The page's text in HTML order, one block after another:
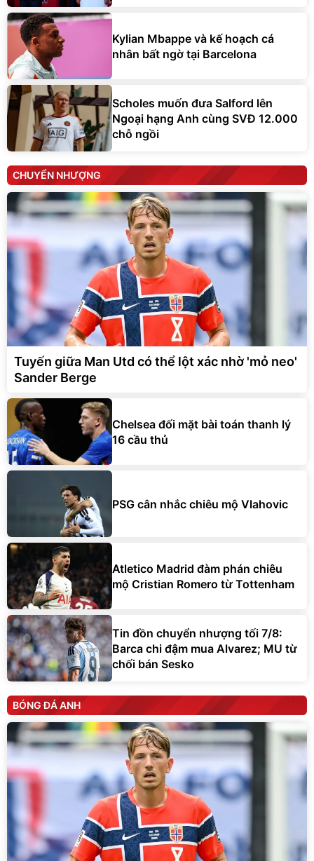
Kylian Mbappe và kế hoạch cá
nhân bất ngờ tại Barcelona
Scholes muốn đưa Salford lên
Ngoại hạng Anh cùng SVĐ 12.000
chỗ ngồi
CHUYỂN NHƯỢNG
Tuyến giữa Man Utd có thể lột xác nhờ 'mỏ neo'
Sander Berge
Chelsea đối mặt bài toán thanh lý
16 cầu thủ
PSG cân nhắc chiêu mộ Vlahovic
Atletico Madrid đàm phán chiêu
mộ Cristian Romero từ Tottenham
Tin đồn chuyển nhượng tối 7/8:
Barca chi đậm mua Alvarez; MU từ
chối bán Sesko
BÓNG ĐÁ ANH